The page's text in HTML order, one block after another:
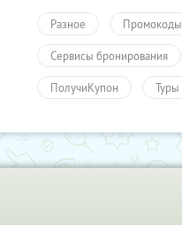
Разное Промокоды
Сервисы бронирования
ПолучиКупон Туры